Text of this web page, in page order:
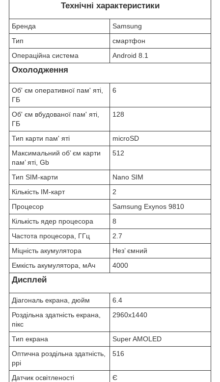
Технічні характеристики
Бренда
Samsung
Тип
смартфон
Операційна система
Android 8.1
Охолодження
Об' єм оперативної пам' яті,
ГБ
6
Об' єм вбудованої пам' яті,
ГБ
128
Тип карти пам' яті
microSD
Максимальний об’ єм карти
пам’ яті, Gb
512
Тип SIM-карти
Nano SIM
Кількість IM-карт
2
Процесор
Samsung Exynos 9810
Кількість ядер процесора
8
Частота процесора, ГГц
2.7
Міцність акумулятора
Нез’ ємний
Емкість акумулятора, мАч
4000
Дисплей
Діагональ екрана, дюйм
6.4
Роздільна здатність екрана,
пікс
2960x1440
Тип екрана
Super AMOLED
Оптична роздільна здатність,
ppi
516
Датчик освітленості Є